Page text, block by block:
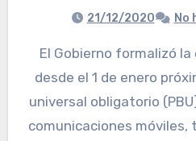
21/12/2020 No
El Gobierno formalizó la entrada en vigencia
desde el 1 de enero
universal obligatorio
comunicaciones